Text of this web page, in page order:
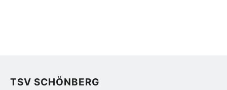
TSV SCHÖNBERG